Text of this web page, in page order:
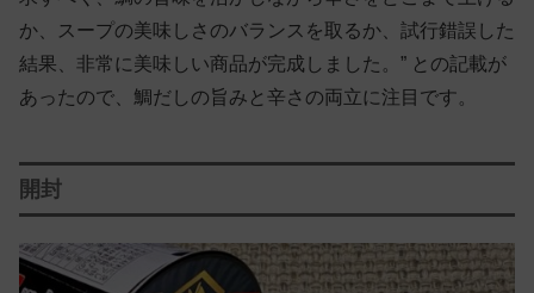
か、スープの美味しさのバランスを取るか、試行錯誤した
結果、非常に美味しい商品が完成しました。” との記載が
あったので、鯛だしの旨みと辛さの両立に注目です。
開封